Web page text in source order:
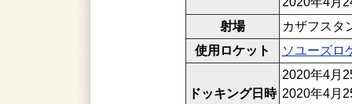
射場
カザフスタ
使用ロケット
ソユーズロ
ドッキング日時
2020年4月
2020年4月